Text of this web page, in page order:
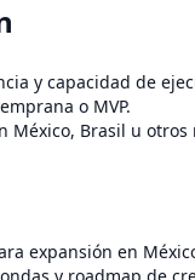
y capacidad de
o MVP.
Brasil u
expansión en